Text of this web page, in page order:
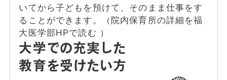
いてから子どもを預けて、そのまま仕事をす
ることができます。（院内保育所の詳細を福
大医学部HPで読む ）
大学での充実した
教育を受けたい方